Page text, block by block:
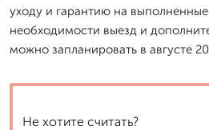
уходу и гарантию на
необходимости выезд и
можно запланировать в августе
Не хотите считать?